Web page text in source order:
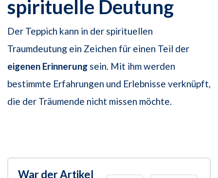
spirituelle Deutung
Der Teppich kann in der spirituellen
Traumdeutung ein Zeichen für einen Teil der
eigenen Erinnerung sein. Mit ihm werden
bestimmte Erfahrungen und Erlebnisse verknüpft,
die der Träumende nicht missen möchte.
War der Artikel